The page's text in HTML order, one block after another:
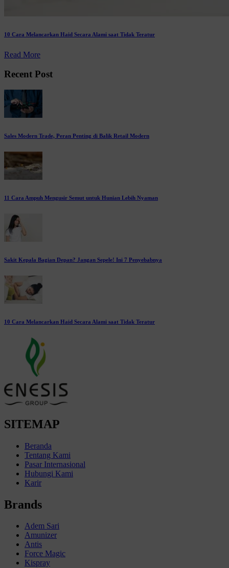
10 Cara Melancarkan Haid Secara Alami saat Tidak Teratur
Read More
Recent Post
Sales Modern Trade, Peran Penting di Balik Retail Modern
11 Cara Ampuh Mengusir Semut untuk Hunian Lebih Nyaman
Sakit Kepala Bagian Depan? Jangan Sepele! Ini 7 Penyebabnya
10 Cara Melancarkan Haid Secara Alami saat Tidak Teratur
SITEMAP
Beranda
Tentang Kami
Pasar Internasional
Hubungi Kami
Karir
Brands
Adem Sari
Amunizer
Antis
Force Magic
Kispray